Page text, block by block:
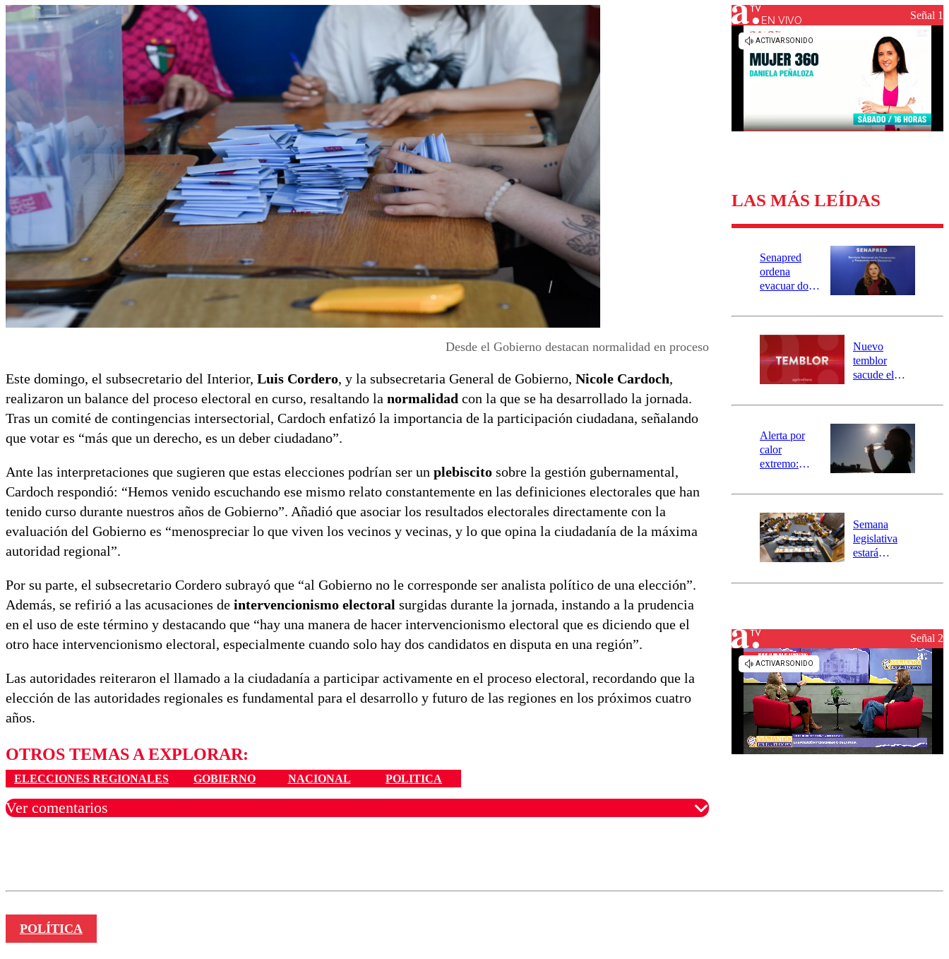
Universidad de Chile
Sustentabilidad
Desde el Gobierno destacan normalidad en proceso
Este domingo, el subsecretario del Interior, Luis Cordero, y la subsecretaria General de Gobierno, Nicole Cardoch,
realizaron un balance del proceso electoral en curso, resaltando la normalidad con la que se ha desarrollado la jornada.
Tras un comité de contingencias intersectorial, Cardoch enfatizó la importancia de la participación ciudadana, señalando
que votar es “más que un derecho, es un deber ciudadano”.
Ante las interpretaciones que sugieren que estas elecciones podrían ser un plebiscito sobre la gestión gubernamental,
Cardoch respondió: “Hemos venido escuchando ese mismo relato constantemente en las definiciones electorales que han
tenido curso durante nuestros años de Gobierno”. Añadió que asociar los resultados electorales directamente con la
evaluación del Gobierno es “menospreciar lo que viven los vecinos y vecinas, y lo que opina la ciudadanía de la máxima
autoridad regional”.
Por su parte, el subsecretario Cordero subrayó que “al Gobierno no le corresponde ser analista político de una elección”.
Además, se refirió a las acusaciones de intervencionismo electoral surgidas durante la jornada, instando a la prudencia
en el uso de este término y destacando que “hay una manera de hacer intervencionismo electoral que es diciendo que el
otro hace intervencionismo electoral, especialmente cuando solo hay dos candidatos en disputa en una región”.
Las autoridades reiteraron el llamado a la ciudadanía a participar activamente en el proceso electoral, recordando que la
elección de las autoridades regionales es fundamental para el desarrollo y futuro de las regiones en los próximos cuatro
años.
OTROS TEMAS A EXPLORAR:
ELECCIONES REGIONALES GOBIERNO NACIONAL POLITICA
Ver comentarios
EN VIVO Señal 1
LAS MÁS LEÍDAS
Senapred
ordena
evacuar dos
Carahue por
río Damas:
activa
mensajería
SAE
Nuevo
temblor
sacude el
revisa la
epicentro
Alerta por
calor
extremo:
activa Alerta
Preventiva en
tres comunas
Semana
legislativa
estará
el fin de la
reconstrucciónSeñal 2
POLÍTICA